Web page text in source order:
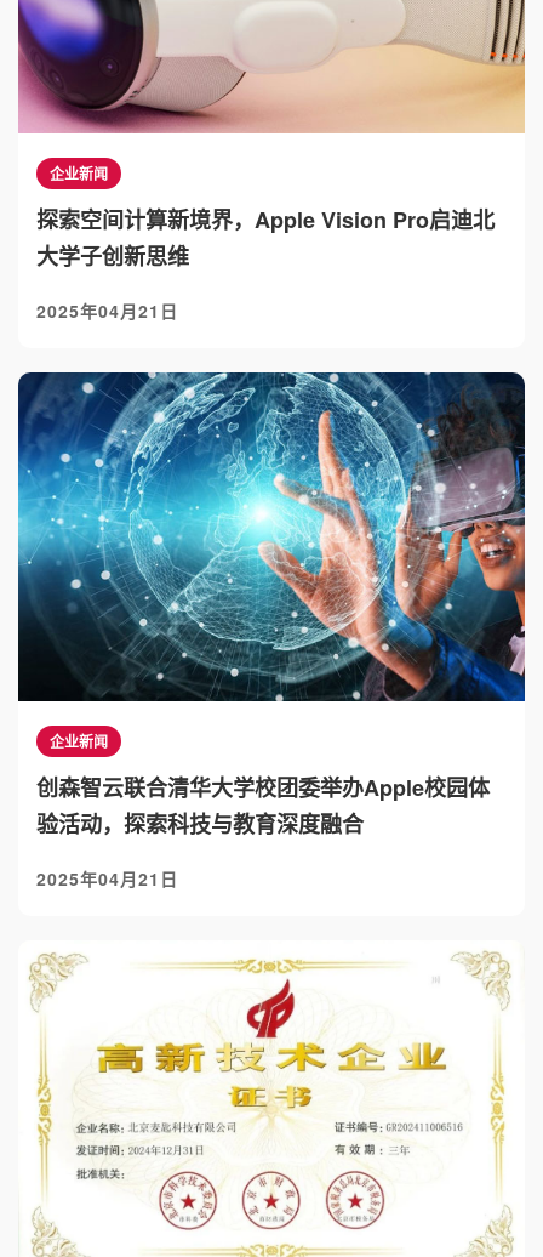
企业新闻
探索空间计算新境界，Apple Vision Pro启迪北
大学子创新思维
2025年04月21日
企业新闻
创森智云联合清华大学校团委举办Apple校园体
验活动，探索科技与教育深度融合
2025年04月21日